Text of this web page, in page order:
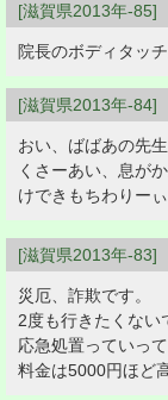
[滋賀県2013年-
院長のボディタッ
[滋賀県2013年-
おい、ばばあの先
くさーあい、息が
けできもちわりーぃ
[滋賀県2013年-
災厄、詐欺です。
2度も行きたくない
応急処置っていっ
料金は5000円ほど